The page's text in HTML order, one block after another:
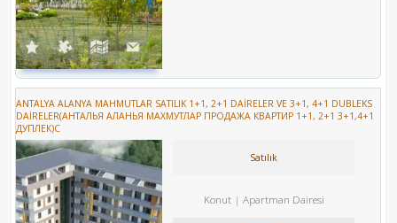
ANTALYA ALANYA MAHMUTLAR SATILIK 1+1, 2+1 DAİRELER VE 3+1, 4+1 DUBLEKS
DAİRELER(АНТАЛЬЯ АЛАНЬЯ МАХМУТЛАР ПРОДАЖА КВАРТИР 1+1, 2+1 3+1,4+1
ДУПЛЕК)С
Satılık
Konut Apartman Dairesi